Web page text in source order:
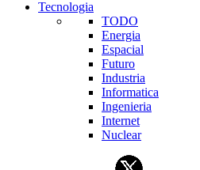
Tecnologia
TODO
Energia
Espacial
Futuro
Industria
Informatica
Ingenieria
Internet
Nuclear